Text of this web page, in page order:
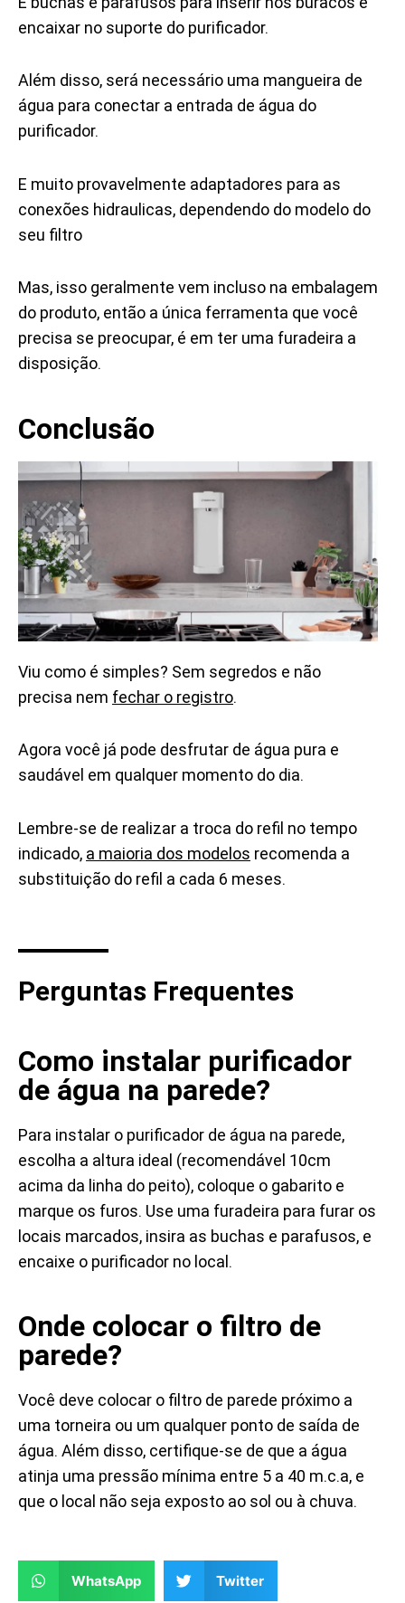
encaixar no suporte do purificador.
Além disso, será necessário uma mangueira de
água para conectar a entrada de água do
purificador.
E muito provavelmente adaptadores para as
conexões hidraulicas, dependendo do modelo do
seu filtro
Mas, isso geralmente vem incluso na embalagem
do produto, então a única ferramenta que você
precisa se preocupar, é em ter uma furadeira a
disposição.
Conclusão
Viu como é simples? Sem segredos e não
precisa nem fechar o registro.
Agora você já pode desfrutar de água pura e
saudável em qualquer momento do dia.
Lembre-se de realizar a troca do refil no tempo
indicado, a maioria dos modelos recomenda a
substituição do refil a cada 6 meses.
Perguntas Frequentes
Como instalar purificador
de água na parede?
Para instalar o purificador de água na parede,
escolha a altura ideal (recomendável 10cm
acima da linha do peito), coloque o gabarito e
marque os furos. Use uma furadeira para furar os
locais marcados, insira as buchas e parafusos, e
encaixe o purificador no local.
Onde colocar o filtro de
parede?
Você deve colocar o filtro de parede próximo a
uma torneira ou um qualquer ponto de saída de
água. Além disso, certifique-se de que a água
atinja uma pressão mínima entre 5 a 40 m.c.a, e
que o local não seja exposto ao sol ou à chuva.
WhatsApp Twitter